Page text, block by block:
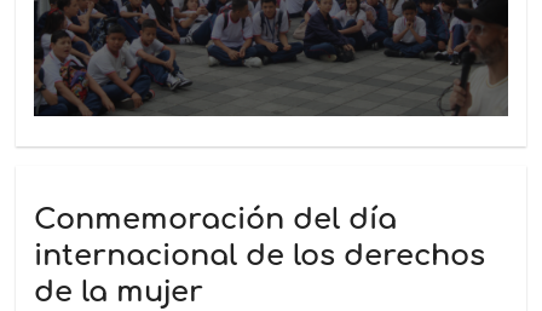
Conmemoración del día
internacional de los derechos
de la mujer